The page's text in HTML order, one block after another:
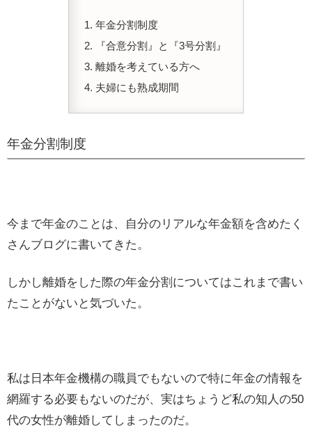
年金分割制度
『合意分割』と『3号分割』
離婚を考えている方へ
夫婦にも熟成期間
年金分割制度
今まで年金のことは、自分のリアルな年金額を含めたく
さんブログに書いてきた。
しかし離婚をした際の年金分割についてはこれまで書い
たことがないと気づいた。
私は日本年金機構の職員でもないので特に年金の情報を
網羅する必要もないのだが、実はちょうど私の知人の50
代の女性が離婚してしまったのだ。